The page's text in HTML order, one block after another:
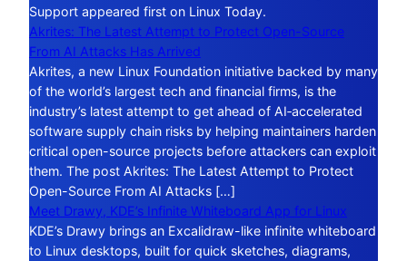
Support appeared first on Linux Today.
Akrites: The Latest Attempt to Protect Open-Source
From AI Attacks Has Arrived
Akrites, a new Linux Foundation initiative backed by many
of the world’s largest tech and financial firms, is the
industry’s latest attempt to get ahead of AI‑accelerated
software supply chain risks by helping maintainers harden
critical open-source projects before attackers can exploit
them. The post Akrites: The Latest Attempt to Protect
Open-Source From AI Attacks […]
Meet Drawy, KDE’s Infinite Whiteboard App for Linux
KDE’s Drawy brings an Excalidraw-like infinite whiteboard
to Linux desktops, built for quick sketches, diagrams,